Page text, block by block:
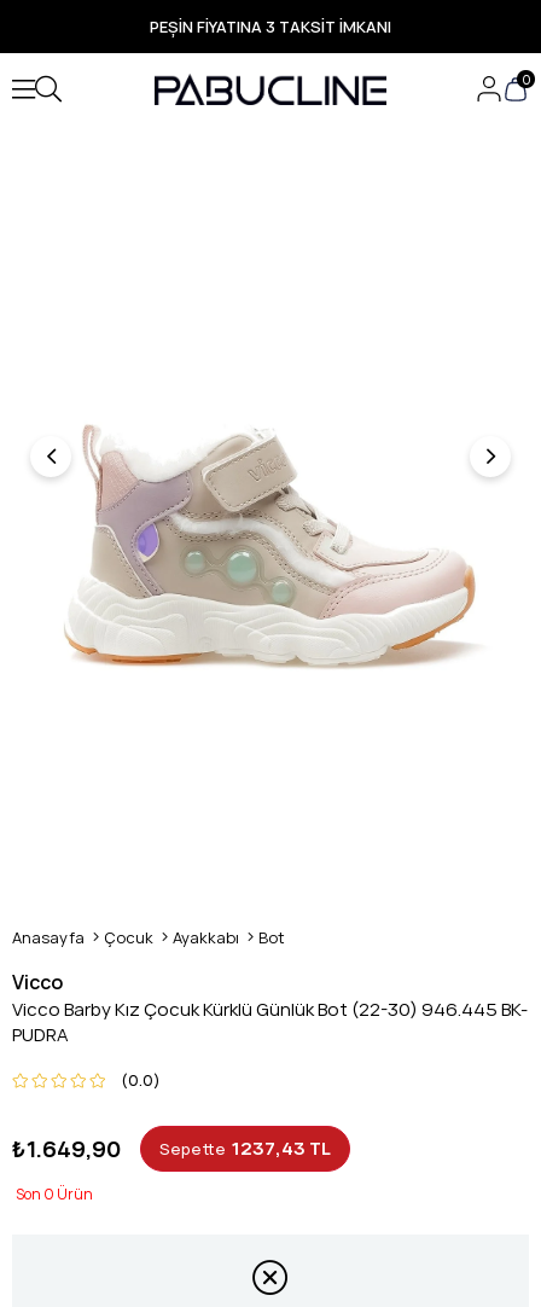
PEŞİN FİYATINA 3 TAKSİT İMKANI
TÜM ÜRÜNLERDE ÜCRETSİZ KARGO
Yeni Sezon Ürünlerde Özel Fırsatlar
Seçili Ürünlerde Hızlı Teslimat
0
Anasayfa Çocuk Ayakkabı Bot
Vicco
Vicco Barby Kız Çocuk Kürklü Günlük Bot (22-30) 946.445 BK-
PUDRA
0.0
₺1.649,90 Sepette 1237,43 TL
0